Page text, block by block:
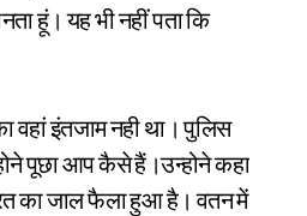
हूं। यह भी नहीं पता कि
वहां इंतजाम नही था। पुलिस
पूछा आप कैसे हैं।उन्होने कहा
का जाल फैला हुआ है। वतन में